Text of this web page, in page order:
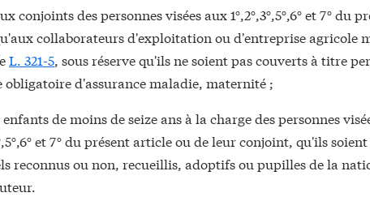
conjoints des personnes visées aux 1°,2°,3°,5°,6° et 7° du
collaborateurs d'exploitation ou d'entreprise agricole
L. 321-5, sous réserve qu'ils ne soient pas couverts à titre
obligatoire d'assurance maladie, maternité ;
de moins de seize ans à la charge des personnes
et 7° du présent article ou de leur conjoint, qu'ils
reconnus ou non, recueillis, adoptifs ou pupilles de la